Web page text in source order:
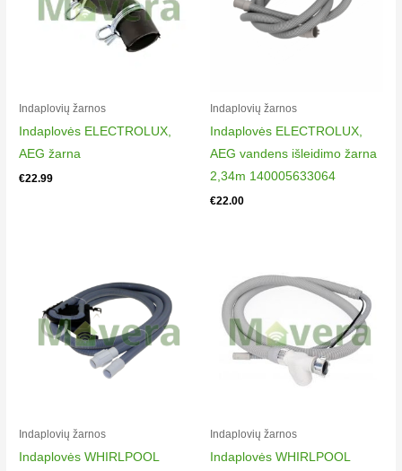
Indaplovių žarnos​
Indaplovės ELECTROLUX,
AEG žarna
€22.99
Indaplovių žarnos​
Indaplovės ELECTROLUX,
AEG vandens išleidimo žarna
2,34m 140005633064
€22.00
Indaplovių žarnos​
Indaplovės WHIRLPOOL
Indaplovių žarnos​
Indaplovės WHIRLPOOL